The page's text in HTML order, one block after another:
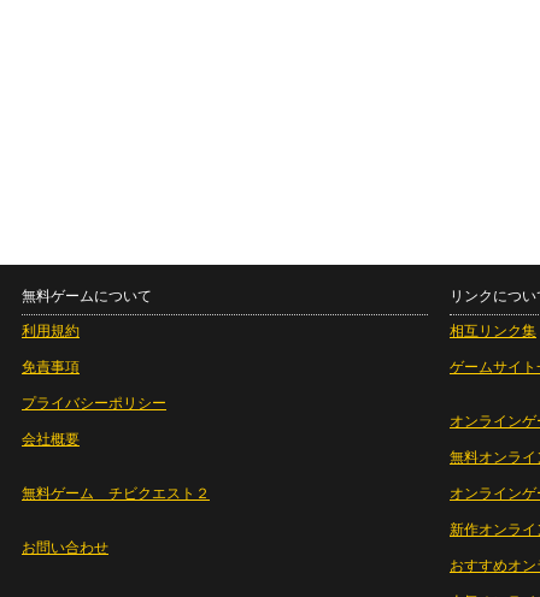
無料ゲームについて
利用規約
免責事項
プライバシーポリシー
会社概要
無料ゲーム チビクエスト２
お問い合わせ
リンクについ
相互リンク集
ゲームサイト
オンラインゲ
無料オンライ
オンライン
新作オンライ
おすすめオ